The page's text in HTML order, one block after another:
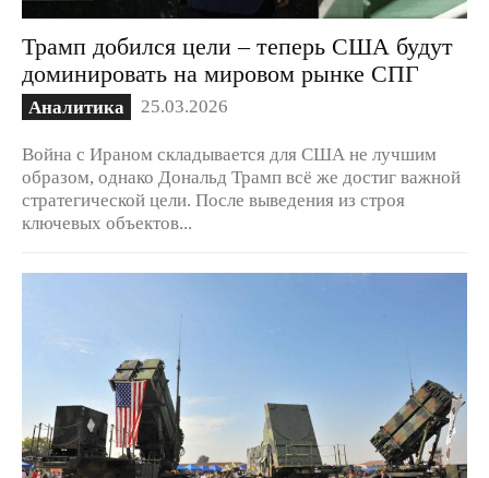
Трамп добился цели – теперь США будут
доминировать на мировом рынке СПГ
Аналитика 25.03.2026
Война с Ираном складывается для США не лучшим
образом, однако Дональд Трамп всё же достиг важной
стратегической цели. После выведения из строя
ключевых объектов...